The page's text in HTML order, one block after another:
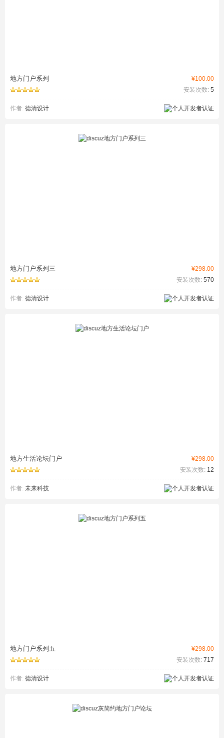
¥100.00
地方门户系列
安装次数: 5
作者: 德清设计
¥298.00
地方门户系列三
安装次数: 570
作者: 德清设计
¥298.00
地方生活论坛门户
安装次数: 12
作者: 未来科技
¥298.00
地方门户系列五
安装次数: 717
作者: 德清设计